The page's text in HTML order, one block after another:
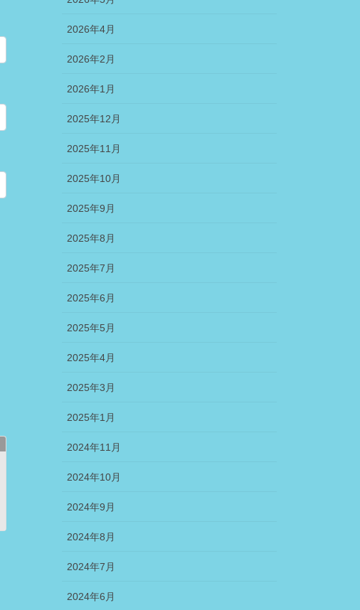
2026年4月
2026年2月
2026年1月
2025年12月
2025年11月
2025年10月
2025年9月
2025年8月
2025年7月
2025年6月
2025年5月
2025年4月
2025年3月
2025年1月
2024年11月
2024年10月
2024年9月
2024年8月
2024年7月
2024年6月